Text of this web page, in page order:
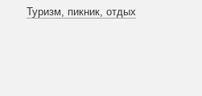
Туризм, пикник, отдых